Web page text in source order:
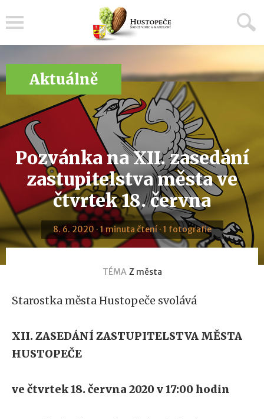
Aktuálně
Pozvánka na XII. zasedání
zastupitelstva města ve
čtvrtek 18. června
8. 6. 2020 · 1 minuta čtení · 1 fotografie
TÉMA Z města
Starostka města Hustopeče svolává
XII. ZASEDÁNÍ ZASTUPITELSTVA MĚSTA
HUSTOPEČE
ve čtvrtek 18. června 2020 v 17:00 hodin